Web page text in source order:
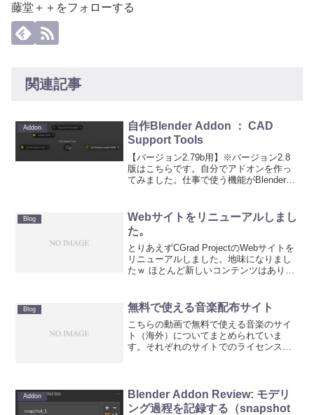
藤堂＋＋をフォローする
関連記事
Addon
自作Blender Addon ： CAD
Support Tools
【バージョン2.79b用】※バージョン2.8
版はこちらです。自分でアドオンを作っ
てみました。仕事で使う機能がBlenderの
改善のために作りました。初めてのアド
オン制...
Blog
Webサイトをリニューアルしまし
た。
とりあえずCGrad ProjectのWebサイトを
リニューアルしました。地味になりまし
たｗ ほとんど新しいコンテンツはありま
合しただけです（Blenderチュ...
Blog 無料で使える音楽配布サイト
こちらの動画で無料で使える音楽のサイ
ト（海外）についてまとめられていま
す。それぞれのサイトでのライセンス形
中で紹介されてい...
Addon
Blender Addon Review: モデリ
ング過程を記録する（snapshot